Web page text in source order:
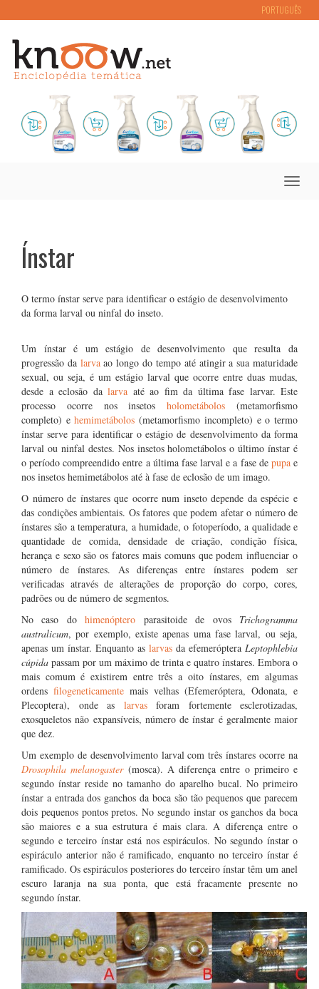
PORTUGUÊS
Toggle
Ínstar
O termo ínstar serve para identificar o estágio de desenvolvimento
da forma larval ou ninfal do inseto.
Um ínstar é um estágio de desenvolvimento que resulta da
progressão da larvaao longo do tempo até atingir a sua maturidade
sexual, ou seja, é um estágio larval que ocorre entre duas mudas,
desde a eclosão da larva até ao fim da última fase larvar. Este
processo ocorre nos insetosholometábolos (metamorfismo
completo) ehemimetábolos (metamorfismo incompleto) e o termo
ínstar serve para identificar o estágio de desenvolvimento da forma
larval ou ninfal destes. Nos insetos holometábolos o último ínstar é
o período compreendido entre a última fase larval e a fase de pupae
nos insetos hemimetábolos até à fase de eclosão de um imago.
O número de ínstares que ocorre num inseto depende da espécie e
das condições ambientais. Os fatores que podem afetar o número de
ínstares são a temperatura, a humidade, o fotoperíodo, a qualidade e
quantidade de comida, densidade de criação, condição física,
herança e sexo são os fatores mais comuns que podem influenciar o
número de ínstares. As diferenças entre ínstares podem ser
verificadas através de alterações de proporção do corpo, cores,
padrões ou de número de segmentos.
No caso dohimenóptero parasitoide de ovos Trichogramma
australicum, por exemplo, existe apenas uma fase larval, ou seja,
apenas um ínstar. Enquanto as larvas da efemeróptera Leptophlebia
cúpida passam por um máximo de trinta e quatro ínstares. Embora o
mais comum é existirem entre três a oito ínstares, em algumas
ordens filogeneticamente mais velhas (Efemeróptera, Odonata, e
Plecoptera), onde as larvasforam fortemente esclerotizadas,
exosqueletos não expansíveis, número de ínstar é geralmente maior
que dez.
Um exemplo de desenvolvimento larval com três ínstares ocorre na
Drosophila melanogaster(mosca). A diferença entre o primeiro e
segundo ínstar reside no tamanho do aparelho bucal. No primeiro
ínstar a entrada dos ganchos da boca são tão pequenos que parecem
dois pequenos pontos pretos. No segundo instar os ganchos da boca
são maiores e a sua estrutura é mais clara. A diferença entre o
segundo e terceiro ínstar está nos espiráculos. No segundo ínstar o
espiráculo anterior não é ramificado, enquanto no terceiro ínstar é
ramificado. Os espiráculos posteriores do terceiro ínstar têm um anel
escuro laranja na sua ponta, que está fracamente presente no
segundo ínstar.